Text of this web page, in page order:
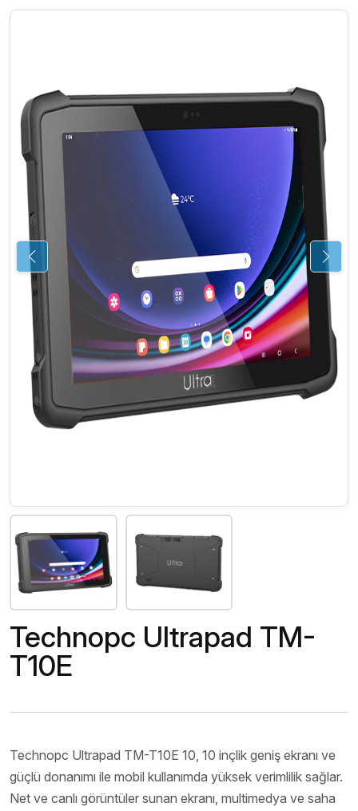
Technopc Ultrapad TM-
T10E
Technopc Ultrapad TM-T10E 10, 10 inçlik geniş ekranı ve
güçlü donanımı ile mobil kullanımda yüksek verimlilik sağlar.
Net ve canlı görüntüler sunan ekranı, multimedya ve saha